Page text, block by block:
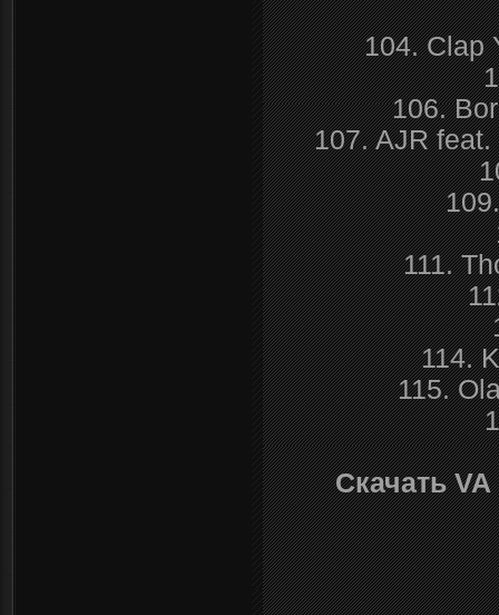
104. Clap
106.
107. AJR
111.
114.
115.
Скачать